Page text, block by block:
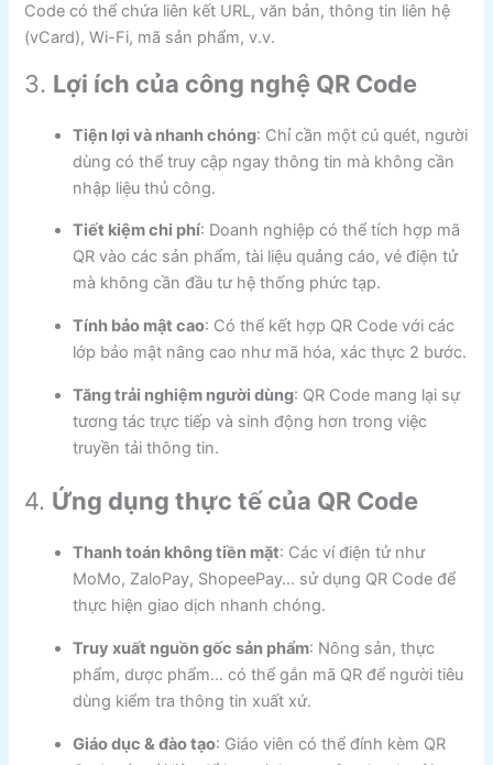
Code có thể chứa liên kết URL, văn bản, thông tin liên hệ
(vCard), Wi-Fi, mã sản phẩm, v.v.
3. Lợi ích của công nghệ QR Code
Tiện lợi và nhanh chóng: Chỉ cần một cú quét, người
dùng có thể truy cập ngay thông tin mà không cần
nhập liệu thủ công.
Tiết kiệm chi phí: Doanh nghiệp có thể tích hợp mã
QR vào các sản phẩm, tài liệu quảng cáo, vé điện tử
mà không cần đầu tư hệ thống phức tạp.
Tính bảo mật cao: Có thể kết hợp QR Code với các
lớp bảo mật nâng cao như mã hóa, xác thực 2 bước.
Tăng trải nghiệm người dùng: QR Code mang lại sự
tương tác trực tiếp và sinh động hơn trong việc
truyền tải thông tin.
4. Ứng dụng thực tế của QR Code
Thanh toán không tiền mặt: Các ví điện tử như
MoMo, ZaloPay, ShopeePay… sử dụng QR Code để
thực hiện giao dịch nhanh chóng.
Truy xuất nguồn gốc sản phẩm: Nông sản, thực
phẩm, dược phẩm… có thể gắn mã QR để người tiêu
dùng kiểm tra thông tin xuất xứ.
Giáo dục & đào tạo: Giáo viên có thể đính kèm QR